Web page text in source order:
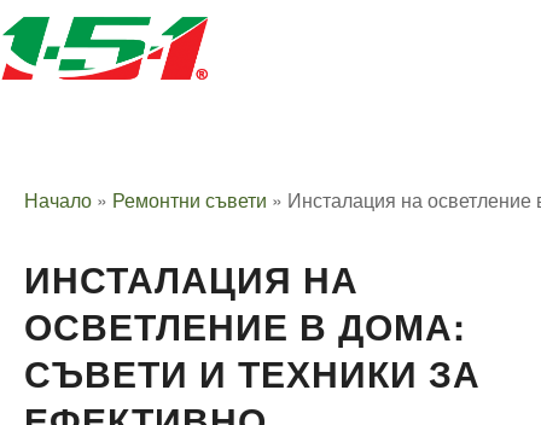
Начало » Ремонтни съвети » Инсталация на
ИНСТАЛАЦИЯ НА
ОСВЕТЛЕНИЕ В ДОМА:
СЪВЕТИ И ТЕХНИКИ ЗА